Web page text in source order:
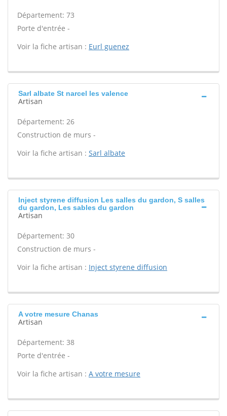
Département: 73
Porte d'entrée -
Voir la fiche artisan : Eurl guenez
Sarl albate St narcel les valence
Artisan
Département: 26
Construction de murs -
Voir la fiche artisan : Sarl albate
Inject styrene diffusion Les salles du gardon, S salles
du gardon, Les sables du gardon
Artisan
Département: 30
Construction de murs -
Voir la fiche artisan : Inject styrene diffusion
A votre mesure Chanas
Artisan
Département: 38
Porte d'entrée -
Voir la fiche artisan : A votre mesure